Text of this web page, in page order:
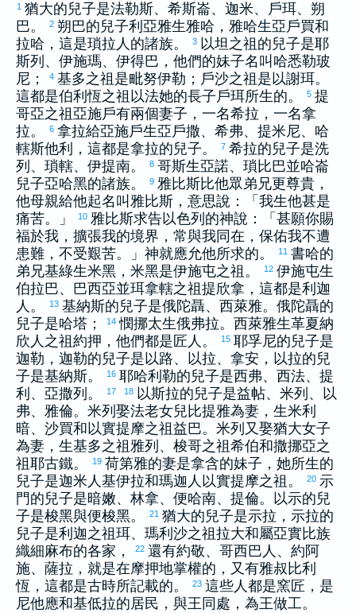
1 猶大的兒子是法勒斯、 希斯崙、 迦米、 戶珥、 朔
巴。 2 朔巴的兒子利亞雅生雅哈 ， 雅哈生亞戶買和
拉哈 ，這是瑣拉 人的諸族。 3 以坦之祖的兒子是耶
斯列 、 伊施瑪、 伊得巴 ，他們的妹子名叫 哈悉勒玻
尼 ； 4 基多之祖是毗努伊勒 ； 戶沙之祖是以謝珥。
這都是伯利恆之祖 以法她的長子戶珥所生的。 5 提
哥亞之祖 亞施戶有兩個妻子，一名希拉 ，一名拿
拉。 6 拿拉給亞施戶生亞戶撒、 希弗、 提米尼、 哈
轄斯他利
，這都是拿拉的兒子。 7 希拉的兒子是洗
列 、 瑣轄、 伊提南。 8 哥斯生亞諾、 瑣比巴並哈崙
兒子亞哈黑的諸族。 9 雅比斯比他眾弟兄更尊貴，
他母親給他起名叫 雅比斯 ，意思說：「我生他甚是
痛苦。」
10 雅比斯求告以色列 的神說：「甚願你賜
福於我，擴張我的境界，常與我同在，保佑我不遭
患難，不受艱苦。」神就應允他所求的。
11 書哈的
弟兄基綠生米黑 ， 米黑是伊施屯之祖。 12 伊施屯生
伯拉巴、 巴西亞並珥拿轄之祖 提欣拿 ，這都是利迦
人。
13 基納斯的兒子是俄陀聶、 西萊雅。 俄陀聶的
兒子是哈塔 ； 14 憫挪太生俄弗拉。 西萊雅生革夏納
欣 人之祖 約押 ，他們都是匠人。 15 耶孚尼的兒子是
迦勒 ， 迦勒的兒子是以路、 以拉、 拿安 ， 以拉的兒
子是基納斯。 16 耶哈利勒的兒子是西弗、 西法、 提
利 、 亞撒列 。 17 18 以斯拉的兒子是益帖、 米列 、 以
弗、 雅倫。 米列 娶法老女兒 比提雅為妻，生米利
暗、 沙買和以實提摩之祖 益巴。 米列 又娶猶大女子
為妻，生基多之祖 雅列 、 梭哥之祖 希伯和撒挪亞之
祖 耶古鐵。 19 荷第雅的妻是拿含的妹子，她所生的
兒子是迦米 人基伊拉和瑪迦 人 以實提摩之祖。 20 示
門 的兒子是暗嫩、 林拿、 便哈南、 提倫。 以示的兒
子是梭黑與便梭黑。 21 猶大的兒子是示拉 ， 示拉的
兒子是利迦之祖 珥、 瑪利沙之祖 拉大和屬亞實比族
織細麻布的各家，
22 還有約敬、 哥西巴 人、 約阿
施、 薩拉 ，就是在摩押地掌權的，又有雅叔比利
恆 ，這都是古時所記載的。 23 這些人都是窯匠，是
尼他應和基低拉的居民，與王同處，為王做工。